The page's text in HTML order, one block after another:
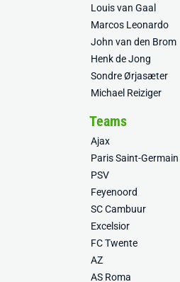
Louis van Gaal
Marcos Leonardo
John van den Brom
Henk de Jong
Sondre Ørjasæter
Michael Reiziger
Teams
Ajax
Paris Saint-Germain
PSV
Feyenoord
SC Cambuur
Excelsior
FC Twente
AZ
AS Roma